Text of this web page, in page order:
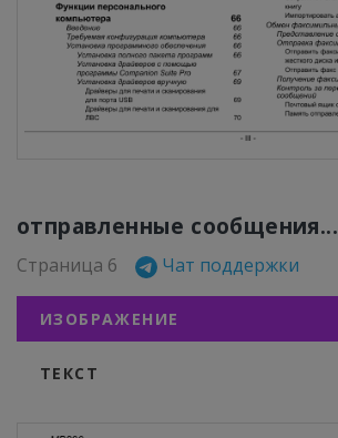
отправленные сообщения...
Страница 6 Чат поддержки
ИЗОБРАЖЕНИЕ
ТЕКСТ